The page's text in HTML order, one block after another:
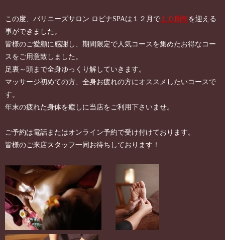
この度、バリニーズサロン ロビナSPAは１２月で １０周年を迎える
事ができました。
皆様のご愛顧に感謝し、期間限定で人気コースを集めたお得なコー
スをご用意致しました。
足裏～頭まで全身ゆっくり解していきます。
マッサージ初めての方、全身お疲れの方にオススメしたいコースで
す。
年末の疲れた身体を癒しに当店をご利用下さいませ。
ご予約は電話またはオンライン予約で受け付けております。
皆様のご来店スタッフ一同お待ちしております！